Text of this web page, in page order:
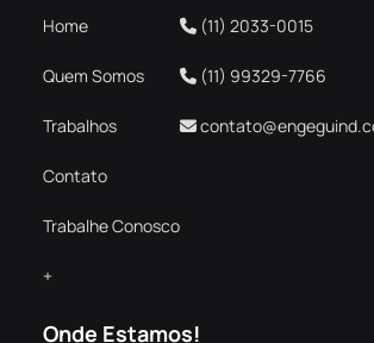
b
k
a
Home
Quem Somos
Trabalhos
Contato
Trabalhe Conosco
+
(11) 2033-0015
(11) 99329-7766
Onde Estamos!